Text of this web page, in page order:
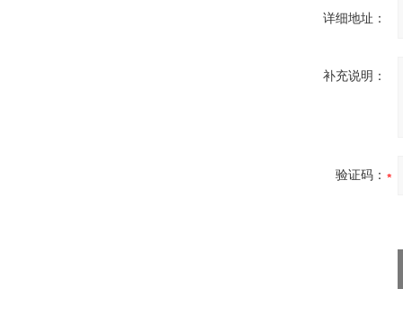
详细地址：
补充说明：
验证码：